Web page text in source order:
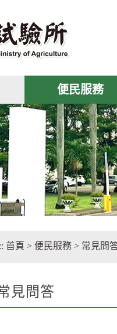
便民服務
首頁 > 便民服務 > 常見問
見問答